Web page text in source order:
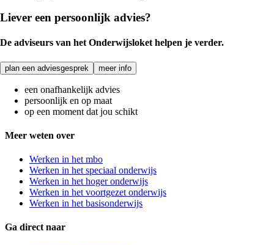
Liever een persoonlijk advies?
De adviseurs van het Onderwijsloket helpen je verder.
plan een adviesgesprek meer info
een onafhankelijk advies
persoonlijk en op maat
op een moment dat jou schikt
Meer weten over
Werken in het mbo
Werken in het speciaal onderwijs
Werken in het hoger onderwijs
Werken in het voortgezet onderwijs
Werken in het basisonderwijs
Ga direct naar